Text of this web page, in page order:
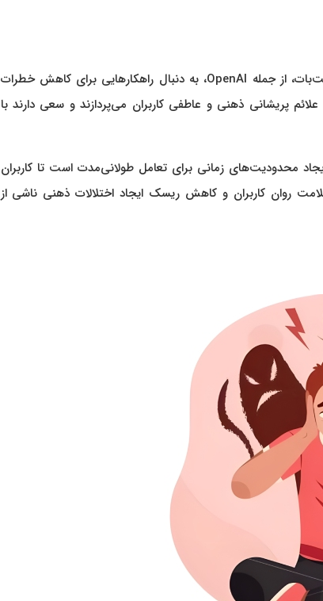
با افزایش گزارش‌های مربوط به تأثیرات روانی، شرکت‌های توسعه‌دهنده چت‌بات، از جمله OpenAI، به دنبال راهکارهایی برای کاهش خطرات
ذهنی و عاطفی کاربران می‌پردازند و سعی دارند با
محدودیت‌های زمانی برای تعامل طولانی‌مدت است تا کاربران
روان کاربران و کاهش ریسک ایجاد اختلالات ذهنی ناشی از